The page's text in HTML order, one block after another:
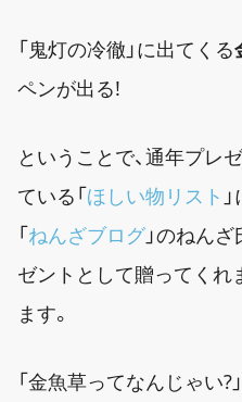
「鬼灯の冷徹」に出てくる
ペンが出る!
ということで、通年プレ
ている「ほしい物リスト
「ねんざブログ」のねんざ
ゼントとして贈ってくれ
ます。
「金魚草ってなんじゃい?